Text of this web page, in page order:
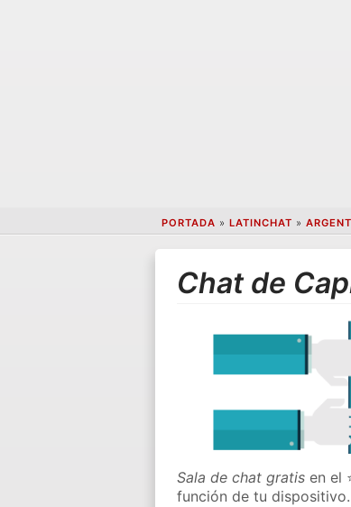
PORTADA » LATINCHAT »
Chat de
Sala de chat gratis en el
función de tu dispositivo.